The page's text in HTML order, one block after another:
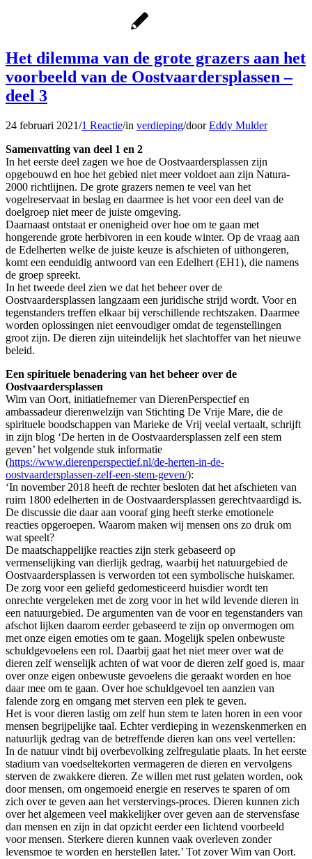
Het dilemma van de grote grazers aan het
voorbeeld van de Oostvaardersplassen –
deel 3
24 februari 2021/1 Reactie/in verdieping/doorEddy Mulder
Samenvatting van deel 1 en 2
In het eerste deel zagen we hoe de Oostvaardersplassen zijn
opgebouwd en hoe het gebied niet meer voldoet aan zijn Natura-
2000 richtlijnen. De grote grazers nemen te veel van het
vogelreservaat in beslag en daarmee is het voor een deel van de
doelgroep niet meer de juiste omgeving.
Daarnaast ontstaat er onenigheid over hoe om te gaan met
hongerende grote herbivoren in een koude winter. Op de vraag aan
de Edelherten welke de juiste keuze is afschieten of uithongeren,
komt een eenduidig antwoord van een Edelhert (EH1), die namens
de groep spreekt.
In het tweede deel zien we dat het beheer over de
Oostvaardersplassen langzaam een juridische strijd wordt. Voor en
tegenstanders treffen elkaar bij verschillende rechtszaken. Daarmee
worden oplossingen niet eenvoudiger omdat de tegenstellingen
groot zijn. De dieren zijn uiteindelijk het slachtoffer van het nieuwe
beleid.
Een spirituele benadering van het beheer over de
Oostvaardersplassen
Wim van Oort, initiatiefnemer van DierenPerspectief en
ambassadeur dierenwelzijn van Stichting De Vrije Mare, die de
spirituele boodschappen van Marieke de Vrij veelal vertaalt, schrijft
in zijn blog ‘De herten in de Oostvaardersplassen zelf een stem
geven’ het volgende stuk informatie
(https://www.dierenperspectief.nl/de-herten-in-de-
oostvaardersplassen-zelf-een-stem-geven/):
‘In november 2018 heeft de rechter besloten dat het afschieten van
ruim 1800 edelherten in de Oostvaardersplassen gerechtvaardigd is.
De discussie die daar aan vooraf ging heeft sterke emotionele
reacties opgeroepen. Waarom maken wij mensen ons zo druk om
wat speelt?
De maatschappelijke reacties zijn sterk gebaseerd op
vermenselijking van dierlijk gedrag, waarbij het natuurgebied de
Oostvaardersplassen is verworden tot een symbolische huiskamer.
De zorg voor een geliefd gedomesticeerd huisdier wordt ten
onrechte vergeleken met de zorg voor in het wild levende dieren in
een natuurgebied. De argumenten van de voor en tegenstanders van
afschot lijken daarom eerder gebaseerd te zijn op onvermogen om
met onze eigen emoties om te gaan. Mogelijk spelen onbewuste
schuldgevoelens een rol. Daarbij gaat het niet meer over wat de
dieren zelf wenselijk achten of wat voor de dieren zelf goed is, maar
over onze eigen onbewuste gevoelens die geraakt worden en hoe
daar mee om te gaan. Over hoe schuldgevoel ten aanzien van
falende zorg en omgang met sterven een plek te geven.
Het is voor dieren lastig om zelf hun stem te laten horen in een voor
mensen begrijpelijke taal. Echter verdieping in wezenskenmerken en
natuurlijk gedrag van de betreffende dieren kan ons veel vertellen:
In de natuur vindt bij overbevolking zelfregulatie plaats. In het eerste
stadium van voedseltekorten vermageren de dieren en vervolgens
sterven de zwakkere dieren. Ze willen met rust gelaten worden, ook
door mensen, om ongemoeid energie en reserves te sparen of om
zich over te geven aan het verstervings-proces. Dieren kunnen zich
over het algemeen veel makkelijker over geven aan de stervensfase
dan mensen en zijn in dat opzicht eerder een lichtend voorbeeld
voor mensen. Sterkere dieren kunnen vaak overleven zonder
levensmoe te worden en herstellen later.’ Tot zover Wim van Oort.